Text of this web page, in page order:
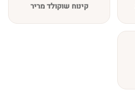
קינוח שוקולד מריר